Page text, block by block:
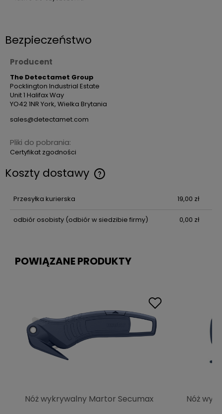
Bezpieczeństwo
Producent
The Detectamet Group
Pocklington Industrial Estate
Unit 1 Halifax Way
YO42 1NR York, Wielka Brytania
sales@detectamet.com
Pliki do pobrania:
Certyfikat zgodności
Koszty dostawy
Przesyłka kurierska 19,00 zł
odbiór osobisty(odbiór w siedzibie firmy) 0,00 zł
POWIĄZANE PRODUKTY
Nóż wykrywalny Martor Secumax
320 MDP
Nóż
Polycut